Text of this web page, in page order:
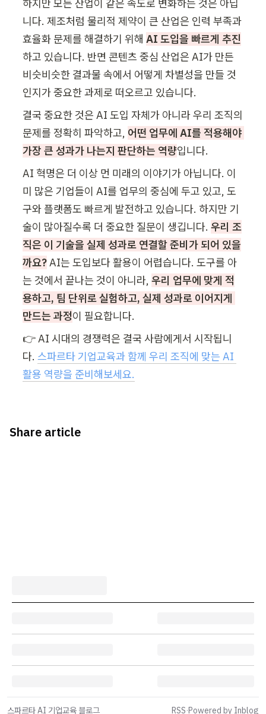
하지만 모든 산업이 같은 속도로 변화하는 것은 아닙
니다. 제조처럼 물리적 제약이 큰 산업은 인력 부족과
효율화 문제를 해결하기 위해 AI 도입을 빠르게 추진
하고 있습니다. 반면 콘텐츠 중심 산업은 AI가 만든
비슷비슷한 결과물 속에서 어떻게 차별성을 만들 것
인지가 중요한 과제로 떠오르고 있습니다.
결국 중요한 것은 AI 도입 자체가 아니라 우리 조직의
문제를 정확히 파악하고, 어떤 업무에 AI를 적용해야
가장 큰 성과가 나는지 판단하는 역량입니다.
AI 혁명은 더 이상 먼 미래의 이야기가 아닙니다. 이
미 많은 기업들이 AI를 업무의 중심에 두고 있고, 도
구와 플랫폼도 빠르게 발전하고 있습니다. 하지만 기
술이 많아질수록 더 중요한 질문이 생깁니다. 우리 조
직은 이 기술을 실제 성과로 연결할 준비가 되어 있을
까요?AI는 도입보다 활용이 어렵습니다. 도구를 아
는 것에서 끝나는 것이 아니라, 우리 업무에 맞게 적
용하고, 팀 단위로 실험하고, 실제 성과로 이어지게
만드는 과정이 필요합니다.
👉 AI 시대의 경쟁력은 결국 사람에게서 시작됩니
다. 스파르타 기업교육과 함께 우리 조직에 맞는 AI
활용 역량을 준비해보세요.
Share article
스파르타 AI 기업교육 블로그 RSS·Powered by Inblog